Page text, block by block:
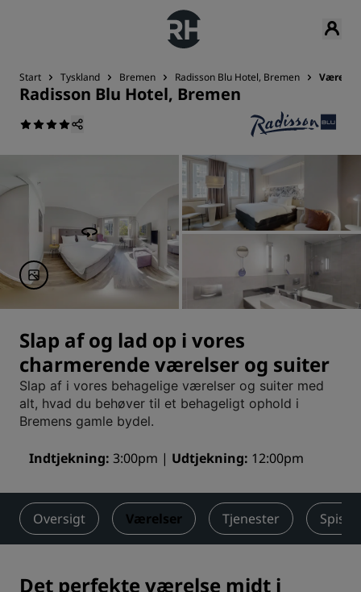
Start Tyskland Bremen Radisson Blu Hotel, Bremen Værelser
Radisson Blu Hotel, Bremen
Slap af og lad op i vores
charmerende værelser og suiter
Slap af i vores behagelige værelser og suiter med
alt, hvad du behøver til et behageligt ophold i
Bremens gamle bydel.
Indtjekning 3:00pm Udtjekning 12:00pm
Oversigt Værelser Tjenester
Det perfekte værelse midt i